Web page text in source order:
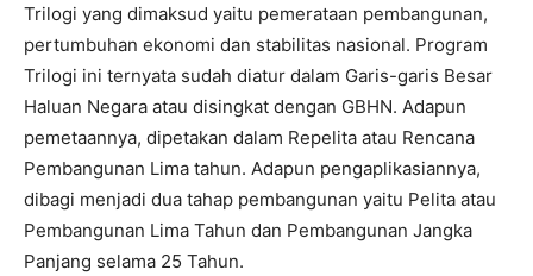
Trilogi yang dimaksud yaitu pemerataan pembangunan,
pertumbuhan ekonomi dan stabilitas nasional. Program
Trilogi ini ternyata sudah diatur dalam Garis-garis Besar
Haluan Negara atau disingkat dengan GBHN. Adapun
pemetaannya, dipetakan dalam Repelita atau Rencana
Pembangunan Lima tahun. Adapun pengaplikasiannya,
dibagi menjadi dua tahap pembangunan yaitu Pelita atau
Pembangunan Lima Tahun dan Pembangunan Jangka
Panjang selama 25 Tahun.